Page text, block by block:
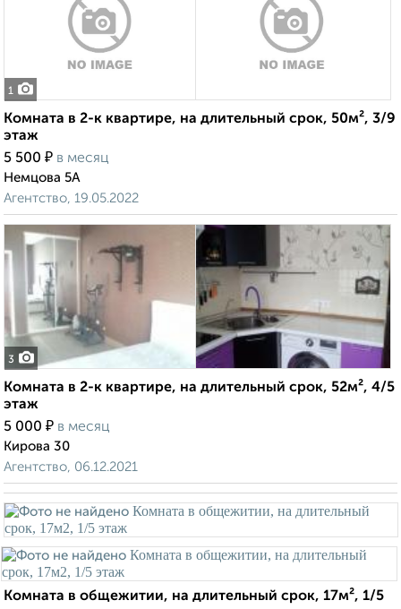
1
Комната в 2-к квартире, на длительный срок, 50м², 3/9
этаж
5 500 ₽ в месяц
Немцова 5А
Агентство, 19.05.2022
3
Комната в 2-к квартире, на длительный срок, 52м², 4/5
этаж
5 000 ₽ в месяц
Кирова 30
Агентство, 06.12.2021
Комната в общежитии, на длительный срок, 17м², 1/5